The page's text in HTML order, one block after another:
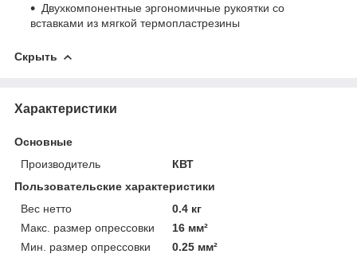
Двухкомпонентные эргономичные рукоятки со
вставками из мягкой термопластрезины
Скрыть
Характеристики
Основные
Производитель
КВТ
Пользовательские характеристики
Вес нетто
0.4 кг
Макс. размер опрессовки
16 мм²
Мин. размер опрессовки
0.25 мм²